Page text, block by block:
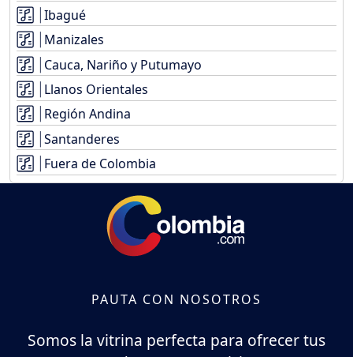
Ibagué
Manizales
Cauca, Nariño y Putumayo
Llanos Orientales
Región Andina
Santanderes
Fuera de Colombia
PAUTA CON NOSOTROS
Somos la vitrina perfecta para ofrecer tus